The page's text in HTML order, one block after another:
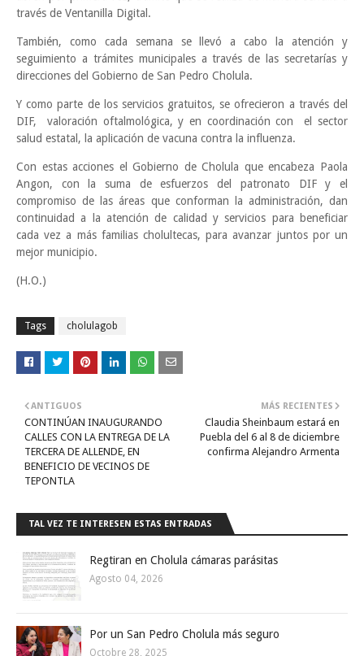
través de Ventanilla Digital.
También, como cada semana se llevó a cabo la atención y
seguimiento a trámites municipales a través de las secretarías y
direcciones del Gobierno de San Pedro Cholula.
Y como parte de los servicios gratuitos, se ofrecieron a través del
DIF, valoración oftalmológica, y en coordinación con el sector
salud estatal, la aplicación de vacuna contra la influenza.
Con estas acciones el Gobierno de Cholula que encabeza Paola
Angon, con la suma de esfuerzos del patronato DIF y el
compromiso de las áreas que conforman la administración, dan
continuidad a la atención de calidad y servicios para beneficiar
cada vez a más familias cholultecas, para avanzar juntos por un
mejor municipio.
(H.O.)
Tags cholulagob
MÁS RECIENTES
Claudia Sheinbaum estará en
Puebla del 6 al 8 de diciembre
confirma Alejandro Armenta
ANTIGUOS
CONTINÚAN INAUGURANDO
CALLES CON LA ENTREGA DE LA
TERCERA DE ALLENDE, EN
BENEFICIO DE VECINOS DE
TEPONTLA
TAL VEZ TE INTERESEN ESTAS ENTRADAS
Regtiran en Cholula cámaras parásitas
Agosto 04, 2026
Por un San Pedro Cholula más seguro
Octobre 28, 2025